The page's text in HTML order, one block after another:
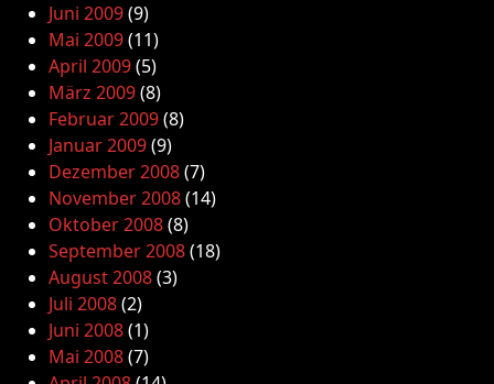
Juni 2009(9)
Mai 2009(11)
April 2009(5)
März 2009(8)
Februar 2009(8)
Januar 2009(9)
Dezember 2008(7)
November 2008(14)
Oktober 2008(8)
September 2008(18)
August 2008(3)
Juli 2008(2)
Juni 2008(1)
Mai 2008(7)